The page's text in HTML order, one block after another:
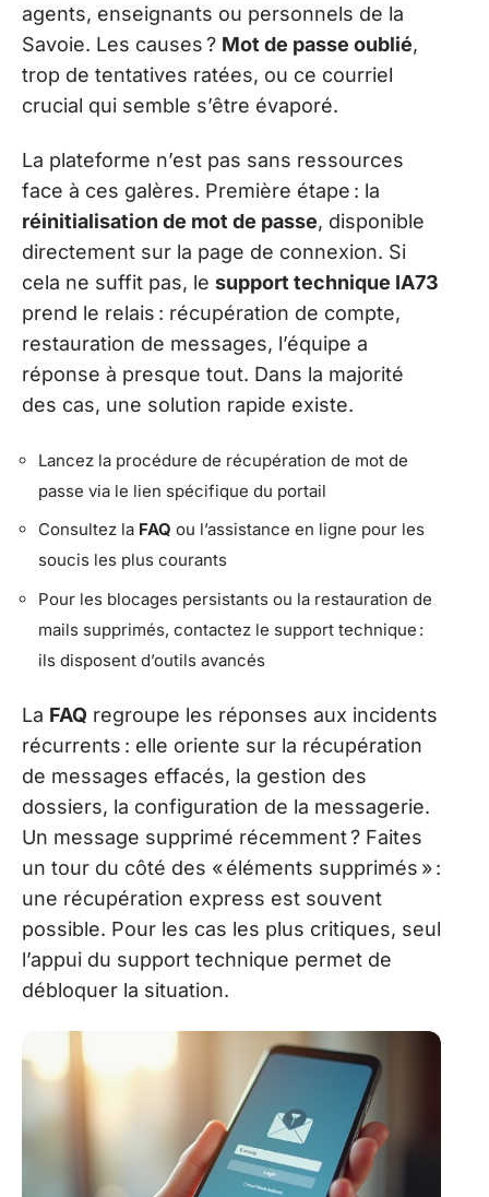
agents, enseignants ou personnels de la
Savoie. Les causes ? Mot de passe oublié,
trop de tentatives ratées, ou ce courriel
crucial qui semble s’être évaporé.
La plateforme n’est pas sans ressources
face à ces galères. Première étape : la
réinitialisation de mot de passe, disponible
directement sur la page de connexion. Si
cela ne suffit pas, le support technique IA73
prend le relais : récupération de compte,
restauration de messages, l’équipe a
réponse à presque tout. Dans la majorité
des cas, une solution rapide existe.
Lancez la procédure de récupération de mot de
passe via le lien spécifique du portail
Consultez la FAQ ou l’assistance en ligne pour les
soucis les plus courants
Pour les blocages persistants ou la restauration de
mails supprimés, contactez le support technique :
ils disposent d’outils avancés
La FAQ regroupe les réponses aux incidents
récurrents : elle oriente sur la récupération
de messages effacés, la gestion des
dossiers, la configuration de la messagerie.
Un message supprimé récemment ? Faites
un tour du côté des « éléments supprimés » :
une récupération express est souvent
possible. Pour les cas les plus critiques, seul
l’appui du support technique permet de
débloquer la situation.